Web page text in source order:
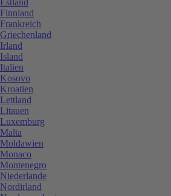
Finnland
Frankreich
Griechenland
Irland
Island
Italien
Kosovo
Kroatien
Lettland
Litauen
Luxemburg
Malta
Moldawien
Monaco
Montenegro
Niederlande
Nordirland